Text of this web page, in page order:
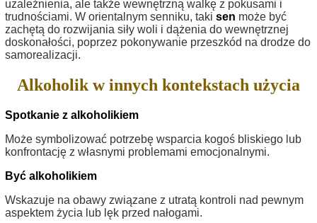
uzależnienia, ale także wewnętrzną walkę z pokusami i
trudnościami. W orientalnym senniku, taki sen może być
zachętą do rozwijania siły woli i dążenia do wewnętrznej
doskonałości, poprzez pokonywanie przeszkód na drodze do
samorealizacji.
Alkoholik w innych kontekstach użycia
Spotkanie z alkoholikiem
Może symbolizować potrzebę wsparcia kogoś bliskiego lub
konfrontację z własnymi problemami emocjonalnymi.
Być alkoholikiem
Wskazuje na obawy związane z utratą kontroli nad pewnym
aspektem życia lub lęk przed nałogami.